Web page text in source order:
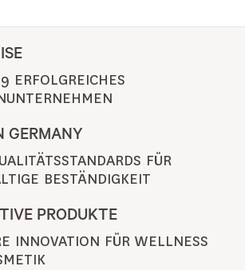
ERFOLGREICHES
GERMANY
FÜR
BESTÄNDIGKEIT
PRODUKTE
INNOVATION FÜR WELLNESS